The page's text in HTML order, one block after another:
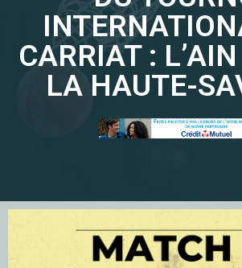
CARRIAT :
LA HAUTE-